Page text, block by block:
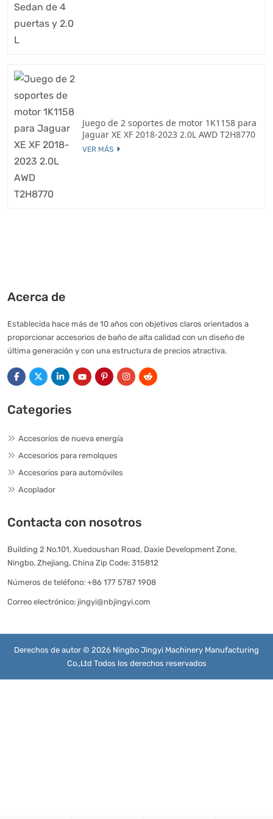
Juego de 2 soportes de motor 1K1158 para
Jaguar XE XF 2018-2023 2.0L AWD T2H8770
VER MÁS
Acerca de
Establecida hace más de 10 años con objetivos claros orientados a
proporcionar accesorios de baño de alta calidad con un diseño de
última generación y con una estructura de precios atractiva.
Categories
Accesorios de nueva energía
Accesorios para remolques
Accesorios para automóviles
Acoplador
Contacta con nosotros
Building 2 No.101, Xuedoushan Road, Daxie Development Zone,
Ningbo, Zhejiang, China Zip Code: 315812
Números de teléfono: +86 177 5787 1908
Correo electrónico: jingyi@nbjingyi.com
Derechos de autor © 2026 Ningbo Jingyi Machinery Manufacturing
Co.,Ltd Todos los derechos reservados